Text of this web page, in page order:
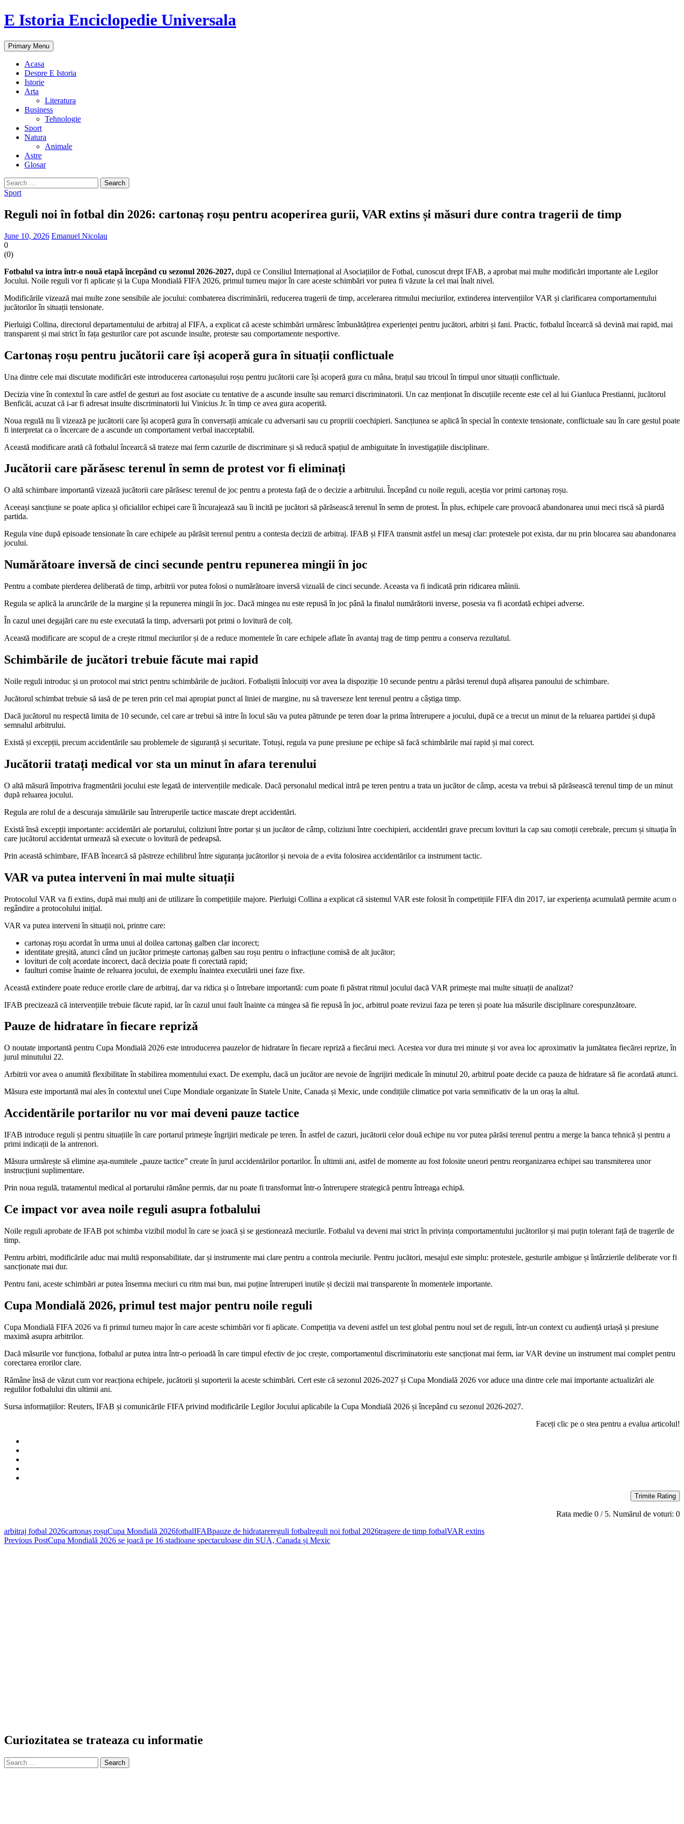
E Istoria Enciclopedie Universala
Search
Primary Menu Skip
to
Acasa
Despre E Istoria
Istorie
Arta
Literatura
Business
Tehnologie
Sport
Natura
Animale
Astre
Glosar
Search
for:
Sport
Reguli noi în fotbal din 2026: cartonaș roșu pentru acoperirea gurii, VAR extins și măsuri dure contra tragerii de timp
June 10, 2026 Emanuel Nicolau
0
(0)
Fotbalul va intra într-o nouă etapă începând cu sezonul 2026-2027, după ce Consiliul Internațional al Asociațiilor de Fotbal, cunoscut drept IFAB, a aprobat mai multe modificări importante ale Legilor
Jocului. Noile reguli vor fi aplicate și la Cupa Mondială FIFA 2026, primul turneu major în care aceste schimbări vor putea fi văzute la cel mai înalt nivel.
Modificările vizează mai multe zone sensibile ale jocului: combaterea discriminării, reducerea tragerii de timp, accelerarea ritmului meciurilor, extinderea intervențiilor VAR și clarificarea comportamentului
jucătorilor în situații tensionate.
Pierluigi Collina, directorul departamentului de arbitraj al FIFA, a explicat că aceste schimbări urmăresc îmbunătățirea experienței pentru jucători, arbitri și fani. Practic, fotbalul încearcă să devină mai rapid, mai
transparent și mai strict în fața gesturilor care pot ascunde insulte, proteste sau comportamente nesportive.
Cartonaș roșu pentru jucătorii care își acoperă gura în situații conflictuale
Una dintre cele mai discutate modificări este introducerea cartonașului roșu pentru jucătorii care își acoperă gura cu mâna, brațul sau tricoul în timpul unor situații conflictuale.
Decizia vine în contextul în care astfel de gesturi au fost asociate cu tentative de a ascunde insulte sau remarci discriminatorii. Un caz menționat în discuțiile recente este cel al lui Gianluca Prestianni, jucătorul
Benficăi, acuzat că i-ar fi adresat insulte discriminatorii lui Vinicius Jr. în timp ce avea gura acoperită.
Noua regulă nu îi vizează pe jucătorii care își acoperă gura în conversații amicale cu adversarii sau cu propriii coechipieri. Sancțiunea se aplică în special în contexte tensionate, conflictuale sau în care gestul poate
fi interpretat ca o încercare de a ascunde un comportament verbal inacceptabil.
Această modificare arată că fotbalul încearcă să trateze mai ferm cazurile de discriminare și să reducă spațiul de ambiguitate în investigațiile disciplinare.
Jucătorii care părăsesc terenul în semn de protest vor fi eliminați
O altă schimbare importantă vizează jucătorii care părăsesc terenul de joc pentru a protesta față de o decizie a arbitrului. Începând cu noile reguli, aceștia vor primi cartonaș roșu.
Aceeași sancțiune se poate aplica și oficialilor echipei care îi încurajează sau îi incită pe jucători să părăsească terenul în semn de protest. În plus, echipele care provoacă abandonarea unui meci riscă să piardă
partida.
Regula vine după episoade tensionate în care echipele au părăsit terenul pentru a contesta decizii de arbitraj. IFAB și FIFA transmit astfel un mesaj clar: protestele pot exista, dar nu prin blocarea sau abandonarea
jocului.
Numărătoare inversă de cinci secunde pentru repunerea mingii în joc
Pentru a combate pierderea deliberată de timp, arbitrii vor putea folosi o numărătoare inversă vizuală de cinci secunde. Aceasta va fi indicată prin ridicarea mâinii.
Regula se aplică la aruncările de la margine și la repunerea mingii în joc. Dacă mingea nu este repusă în joc până la finalul numărătorii inverse, posesia va fi acordată echipei adverse.
În cazul unei degajări care nu este executată la timp, adversarii pot primi o lovitură de colț.
Această modificare are scopul de a crește ritmul meciurilor și de a reduce momentele în care echipele aflate în avantaj trag de timp pentru a conserva rezultatul.
Schimbările de jucători trebuie făcute mai rapid
Noile reguli introduc și un protocol mai strict pentru schimbările de jucători. Fotbaliștii înlocuiți vor avea la dispoziție 10 secunde pentru a părăsi terenul după afișarea panoului de schimbare.
Jucătorul schimbat trebuie să iasă de pe teren prin cel mai apropiat punct al liniei de margine, nu să traverseze lent terenul pentru a câștiga timp.
Dacă jucătorul nu respectă limita de 10 secunde, cel care ar trebui să intre în locul său va putea pătrunde pe teren doar la prima întrerupere a jocului, după ce a trecut un minut de la reluarea partidei și după
semnalul arbitrului.
Există și excepții, precum accidentările sau problemele de siguranță și securitate. Totuși, regula va pune presiune pe echipe să facă schimbările mai rapid și mai corect.
Jucătorii tratați medical vor sta un minut în afara terenului
O altă măsură împotriva fragmentării jocului este legată de intervențiile medicale. Dacă personalul medical intră pe teren pentru a trata un jucător de câmp, acesta va trebui să părăsească terenul timp de un minut
după reluarea jocului.
Regula are rolul de a descuraja simulările sau întreruperile tactice mascate drept accidentări.
Există însă excepții importante: accidentări ale portarului, coliziuni între portar și un jucător de câmp, coliziuni între coechipieri, accidentări grave precum lovituri la cap sau comoții cerebrale, precum și situația în
care jucătorul accidentat urmează să execute o lovitură de pedeapsă.
Prin această schimbare, IFAB încearcă să păstreze echilibrul între siguranța jucătorilor și nevoia de a evita folosirea accidentărilor ca instrument tactic.
VAR va putea interveni în mai multe situații
Protocolul VAR va fi extins, după mai mulți ani de utilizare în competițiile majore. Pierluigi Collina a explicat că sistemul VAR este folosit în competițiile FIFA din 2017, iar experiența acumulată permite acum o
regândire a protocolului inițial.
VAR va putea interveni în situații noi, printre care:
cartonaș roșu acordat în urma unui al doilea cartonaș galben clar incorect;
identitate greșită, atunci când un jucător primește cartonaș galben sau roșu pentru o infracțiune comisă de alt jucător;
lovituri de colț acordate incorect, dacă decizia poate fi corectată rapid;
faulturi comise înainte de reluarea jocului, de exemplu înaintea executării unei faze fixe.
Această extindere poate reduce erorile clare de arbitraj, dar va ridica și o întrebare importantă: cum poate fi păstrat ritmul jocului dacă VAR primește mai multe situații de analizat?
IFAB precizează că intervențiile trebuie făcute rapid, iar în cazul unui fault înainte ca mingea să fie repusă în joc, arbitrul poate revizui faza pe teren și poate lua măsurile disciplinare corespunzătoare.
Pauze de hidratare în fiecare repriză
O noutate importantă pentru Cupa Mondială 2026 este introducerea pauzelor de hidratare în fiecare repriză a fiecărui meci. Acestea vor dura trei minute și vor avea loc aproximativ la jumătatea fiecărei reprize, în
jurul minutului 22.
Arbitrii vor avea o anumită flexibilitate în stabilirea momentului exact. De exemplu, dacă un jucător are nevoie de îngrijiri medicale în minutul 20, arbitrul poate decide ca pauza de hidratare să fie acordată atunci.
Măsura este importantă mai ales în contextul unei Cupe Mondiale organizate în Statele Unite, Canada și Mexic, unde condițiile climatice pot varia semnificativ de la un oraș la altul.
Accidentările portarilor nu vor mai deveni pauze tactice
IFAB introduce reguli și pentru situațiile în care portarul primește îngrijiri medicale pe teren. În astfel de cazuri, jucătorii celor două echipe nu vor putea părăsi terenul pentru a merge la banca tehnică și pentru a
primi indicații de la antrenori.
Măsura urmărește să elimine așa-numitele „pauze tactice” create în jurul accidentărilor portarilor. În ultimii ani, astfel de momente au fost folosite uneori pentru reorganizarea echipei sau transmiterea unor
instrucțiuni suplimentare.
Prin noua regulă, tratamentul medical al portarului rămâne permis, dar nu poate fi transformat într-o întrerupere strategică pentru întreaga echipă.
Ce impact vor avea noile reguli asupra fotbalului
Noile reguli aprobate de IFAB pot schimba vizibil modul în care se joacă și se gestionează meciurile. Fotbalul va deveni mai strict în privința comportamentului jucătorilor și mai puțin tolerant față de tragerile de
timp.
Pentru arbitri, modificările aduc mai multă responsabilitate, dar și instrumente mai clare pentru a controla meciurile. Pentru jucători, mesajul este simplu: protestele, gesturile ambigue și întârzierile deliberate vor fi
sancționate mai dur.
Pentru fani, aceste schimbări ar putea însemna meciuri cu ritm mai bun, mai puține întreruperi inutile și decizii mai transparente în momentele importante.
Cupa Mondială 2026, primul test major pentru noile reguli
Cupa Mondială FIFA 2026 va fi primul turneu major în care aceste schimbări vor fi aplicate. Competiția va deveni astfel un test global pentru noul set de reguli, într-un context cu audiență uriașă și presiune
maximă asupra arbitrilor.
Dacă măsurile vor funcționa, fotbalul ar putea intra într-o perioadă în care timpul efectiv de joc crește, comportamentul discriminatoriu este sancționat mai ferm, iar VAR devine un instrument mai complet pentru
corectarea erorilor clare.
Rămâne însă de văzut cum vor reacționa echipele, jucătorii și suporterii la aceste schimbări. Cert este că sezonul 2026-2027 și Cupa Mondială 2026 vor aduce una dintre cele mai importante actualizări ale
regulilor fotbalului din ultimii ani.
Sursa informațiilor: Reuters, IFAB și comunicările FIFA privind modificările Legilor Jocului aplicabile la Cupa Mondială 2026 și începând cu sezonul 2026-2027.
Faceți clic pe o stea pentru a evalua articolul!
Trimite Rating
Rata medie 0 / 5. Numărul de voturi: 0
arbitraj fotbal 2026cartonaș roșuCupa Mondială 2026fotbalIFABpauze de hidratarereguli fotbalreguli noi fotbal 2026tragere de timp fotbalVAR extins
Post
Previous PostCupa Mondială 2026 se joacă pe 16 stadioane spectaculoase din SUA, Canada și Mexic
Curiozitatea se trateaza cu informatie
Search
for: